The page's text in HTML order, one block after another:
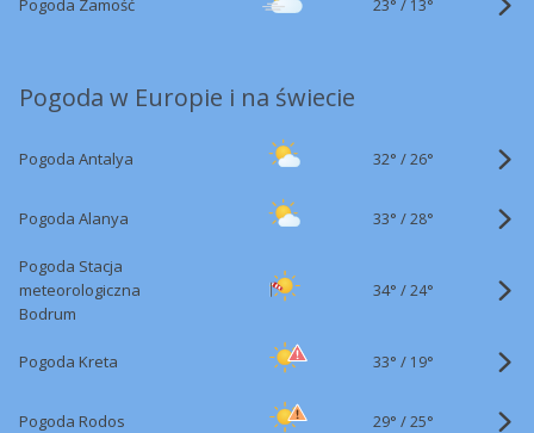
Pogoda Zamość 13°
Pogoda w Europie i na świecie
Pogoda Antalya 32° /26°
Pogoda Alanya 33° /28°
Pogoda Stacja
meteorologiczna
Bodrum
34° /24°
Pogoda Kreta 33° / 19°
Pogoda Rodos 29° /25°